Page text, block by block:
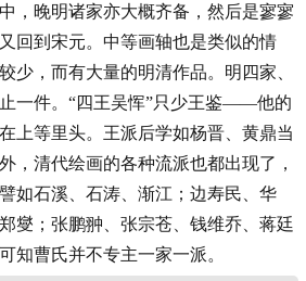
，晚明诸家亦大概齐备，然后是寥寥
回到宋元。中等画轴也是类似的情
少，而有大量的明清作品。明四家、
一件。“四王吴恽”只少王鉴——他的
上等里头。王派后学如杨晋、黄鼎当
，清代绘画的各种流派也都出现了，
如石溪、石涛、渐江；边寿民、华
燮；张鹏翀、张宗苍、钱维乔、蒋廷
知曹氏并不专主一家一派。